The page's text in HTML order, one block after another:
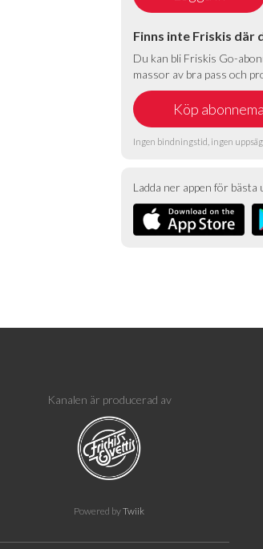
Finns inte Friskis där
Du kan bli Friskis Go-
massor av bra pass och
Ingen bindningstid, ingen
Ladda ner appen för bästa
Kanalen är producerad av
Powered byTwiik